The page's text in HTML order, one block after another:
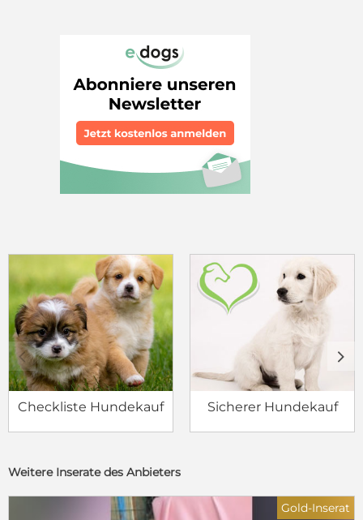
Checkliste Hundekauf Sicherer Hundekauf
c d
Weitere Inserate des Anbieters
Gold-Inserat